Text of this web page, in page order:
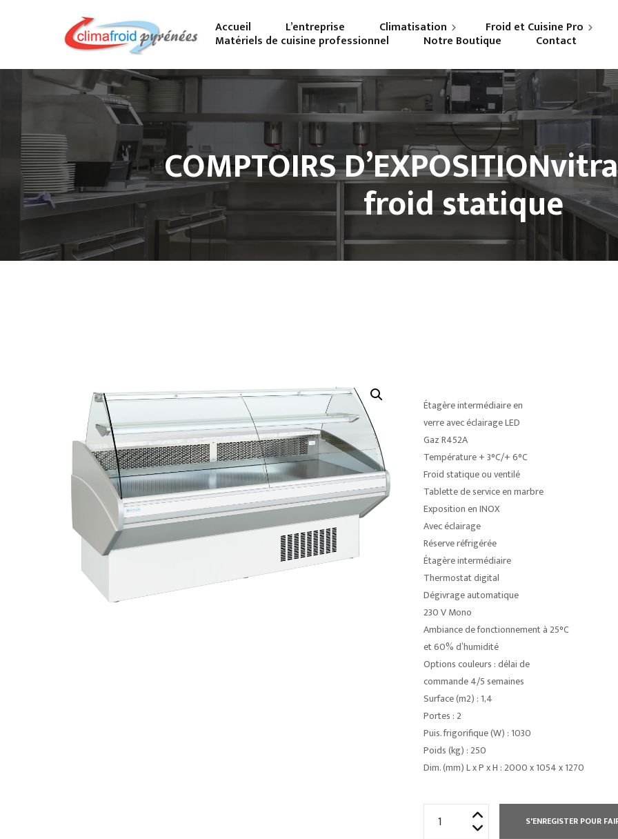
Accueil L’entreprise Climatisation
Particuliers
Professionnels
Froid et Cuisine Pro
Frigoriste professionnel
Cuisiniste
Matériels de cuisine professionnel Notre Boutique Contact
COMPTOIRS
froid statique
Étagère intermédiaire en
verre avec éclairage LED
Gaz R452A
Température + 3°C/+ 6°C
Froid statique ou ventilé
Tablette de service en marbre
Exposition en INOX
Avec éclairage
Réserve réfrigérée
Étagère intermédiaire
Thermostat digital
Dégivrage automatique
230 V Mono
Ambiance de fonctionnement à 25°C
et 60% d’humidité
Options couleurs : délai de
commande 4/5 semaines
Surface (m2) : 1,4
Portes : 2
Puis. frigorifique (W) : 1030
Poids (kg) : 250
Dim. (mm) L x P x H : 2000 x 1054 x 1270
S'ENREGISTER POUR